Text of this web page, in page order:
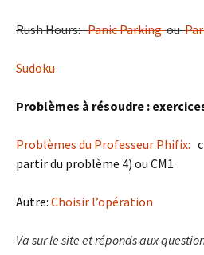
Rush Hours:Panic Parkingou
Sudoku
Problèmes à résoudre :
Problèmes du Professeur Phifix:
partir du problème 4) ou CM1
Autre: Choisir l’opération
Va sur le site et réponds aux